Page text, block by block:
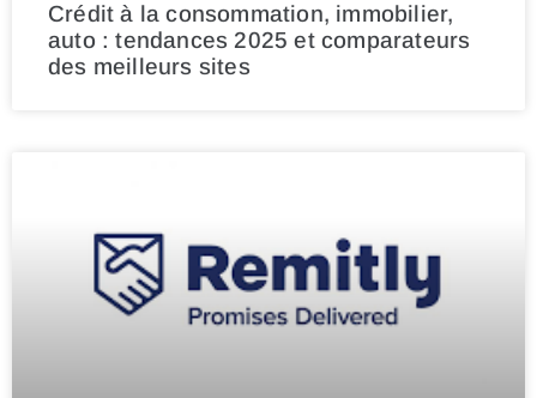
Crédit à la consommation, immobilier,
auto : tendances 2025 et comparateurs
des meilleurs sites